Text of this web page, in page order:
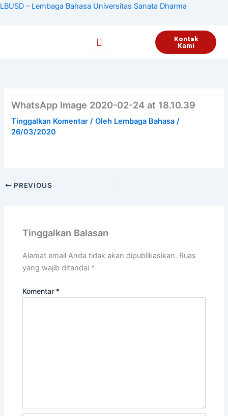
Lewati
LBUSD – Lembaga Bahasa Universitas Sanata Dharma
Kontak
Kami
WhatsApp Image 2020-02-24 at 18.10.39
Tinggalkan Komentar / Oleh Lembaga Bahasa/
26/03/2020
PREVIOUS
Tinggalkan Balasan
Alamat email Anda tidak akan dipublikasikan. Ruas
yang wajib ditandai *
Komentar *